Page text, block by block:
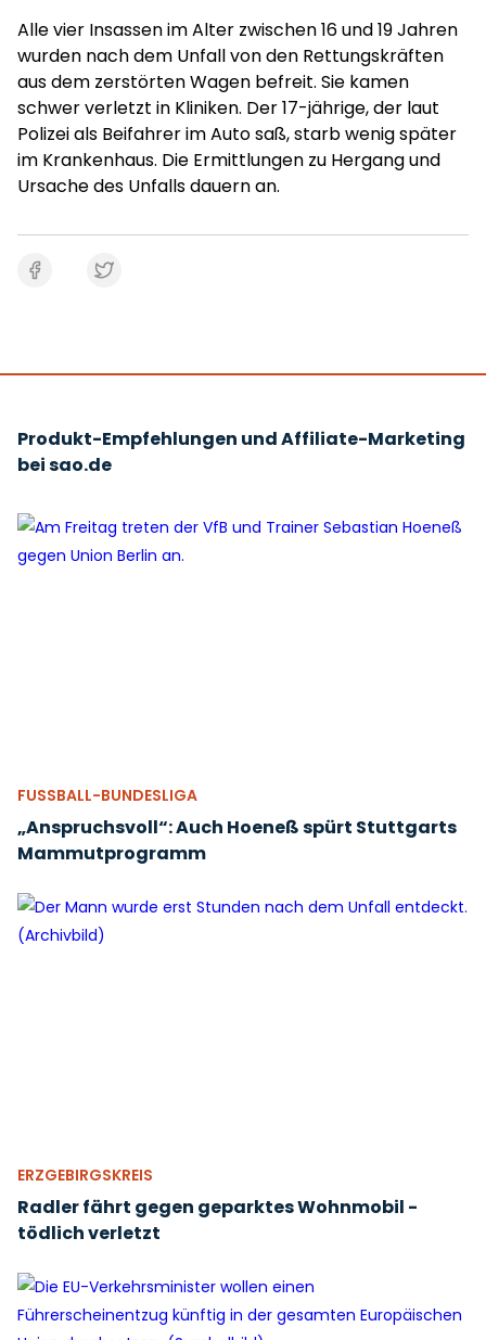
Alle vier Insassen im Alter zwischen 16 und 19 Jahren
wurden nach dem Unfall von den Rettungskräften
aus dem zerstörten Wagen befreit. Sie kamen
schwer verletzt in Kliniken. Der 17-jährige, der laut
Polizei als Beifahrer im Auto saß, starb wenig später
im Krankenhaus. Die Ermittlungen zu Hergang und
Ursache des Unfalls dauern an.
Produkt-Empfehlungen und Affiliate-Marketing
bei sao.de
FUSSBALL-BUNDESLIGA
„Anspruchsvoll“: Auch Hoeneß spürt Stuttgarts
Mammutprogramm
ERZGEBIRGSKREIS
Radler fährt gegen geparktes Wohnmobil -
tödlich verletzt